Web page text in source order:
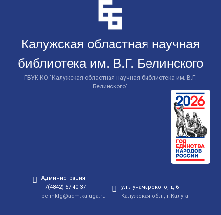
Калужская областная научная
библиотека им. В.Г. Белинского
ГБУК КО "Калужская областная научная библиотека им. В.Г.
Белинского"
Администрация
+7(4842) 57-40-37
belinklg@adm.kaluga.ru
ул.Луначарского, д.6
Калужская обл., г.Калуга